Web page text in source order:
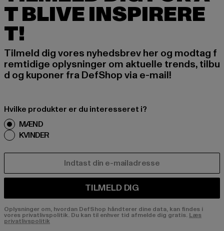
T BLIVE INSPIRERE
T!
Tilmeld dig vores nyhedsbrev her og modtag f
remtidige oplysninger om aktuelle trends, tilbu
d og kuponer fra DefShop via e-mail!
Hvilke produkter er du interesseret i?
MÆND
KVINDER
TILMELD DIG
Oplysninger om, hvordan DefShop håndterer dine data, kan findes i
vores privatlivspolitik. Du kan til enhver tid afmelde dig gratis. Læs
privatlivspolitik